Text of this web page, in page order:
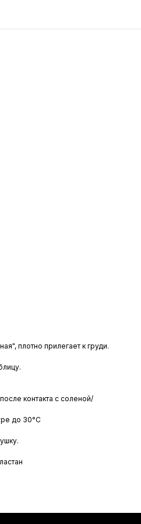
плотно прилегает к груди.
контакта с соленой/
до 30°C